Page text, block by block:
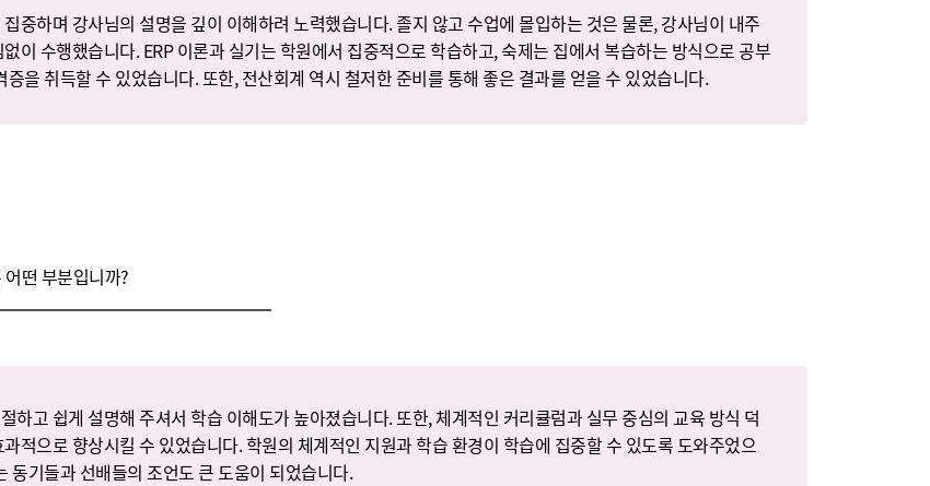
중하며 강사님의 설명을 깊이 이해하려 노력했습니다. 졸지 않고 수업에 몰입하는 것은 물론, 강사님이 내주
이 수행했습니다. ERP 이론과 실기는 학원에서 집중적으로 학습하고, 숙제는 집에서 복습하는 방식으로 공부
증을 취득할 수 있었습니다. 또한, 전산회계 역시 철저한 준비를 통해 좋은 결과를 얻을 수 있었습니다.
떤 부분입니까?
하고 쉽게 설명해 주셔서 학습 이해도가 높아졌습니다. 또한, 체계적인 커리큘럼과 실무 중심의 교육 방식 덕
적으로 향상시킬 수 있었습니다. 학원의 체계적인 지원과 학습 환경이 학습에 집중할 수 있도록 도와주었으
동기들과 선배들의 조언도 큰 도움이 되었습니다.